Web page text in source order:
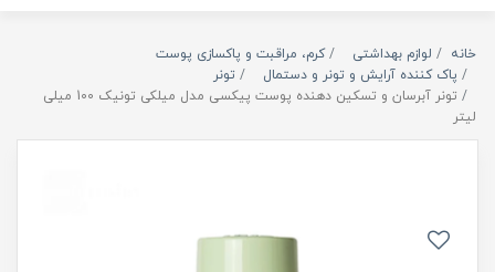
خانه لوازم بهداشتی
کرم، مراقبت و پاکسازی پوست
پاک کننده آرایش و تونر و دستمال
تونر
تونر آبرسان و تسکین دهنده پوست پیکسی مدل میلکی تونیک 100 میلی
لیتر